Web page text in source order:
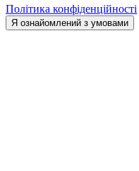
Політика конфіденційності
Я ознайомлений з умовами